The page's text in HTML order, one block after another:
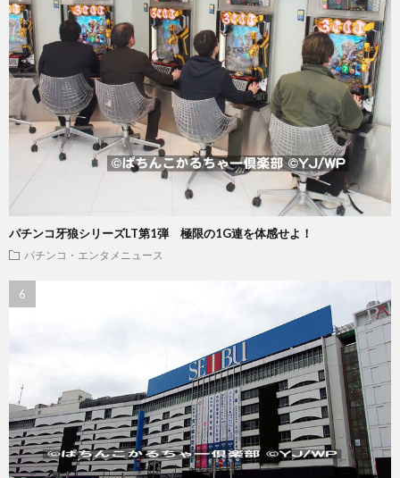
パチンコ牙狼シリーズLT第1弾 極限の1G連を体感せよ！
パチンコ・エンタメニュース